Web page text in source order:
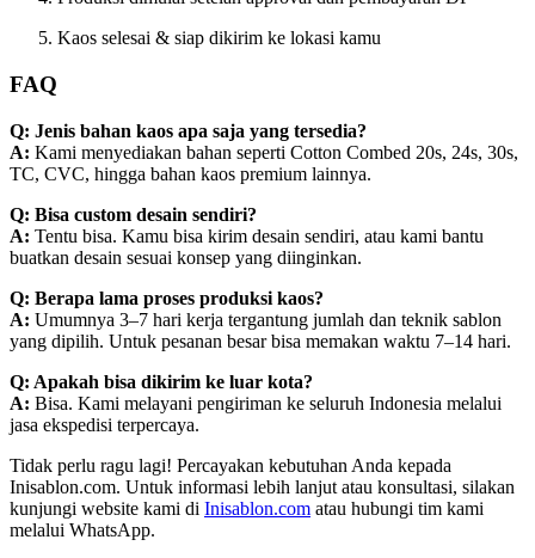
Kaos selesai & siap dikirim ke lokasi kamu
FAQ
Q: Jenis bahan kaos apa saja yang tersedia?
A: Kami menyediakan bahan seperti Cotton Combed 20s, 24s, 30s,
TC, CVC, hingga bahan kaos premium lainnya.
Q: Bisa custom desain sendiri?
A: Tentu bisa. Kamu bisa kirim desain sendiri, atau kami bantu
buatkan desain sesuai konsep yang diinginkan.
Q: Berapa lama proses produksi kaos?
A: Umumnya 3–7 hari kerja tergantung jumlah dan teknik sablon
yang dipilih. Untuk pesanan besar bisa memakan waktu 7–14 hari.
Q: Apakah bisa dikirim ke luar kota?
A: Bisa. Kami melayani pengiriman ke seluruh Indonesia melalui
jasa ekspedisi terpercaya.
Tidak perlu ragu lagi! Percayakan kebutuhan Anda kepada
Inisablon.com. Untuk informasi lebih lanjut atau konsultasi, silakan
kunjungi website kami di Inisablon.com atau hubungi tim kami
melalui WhatsApp.